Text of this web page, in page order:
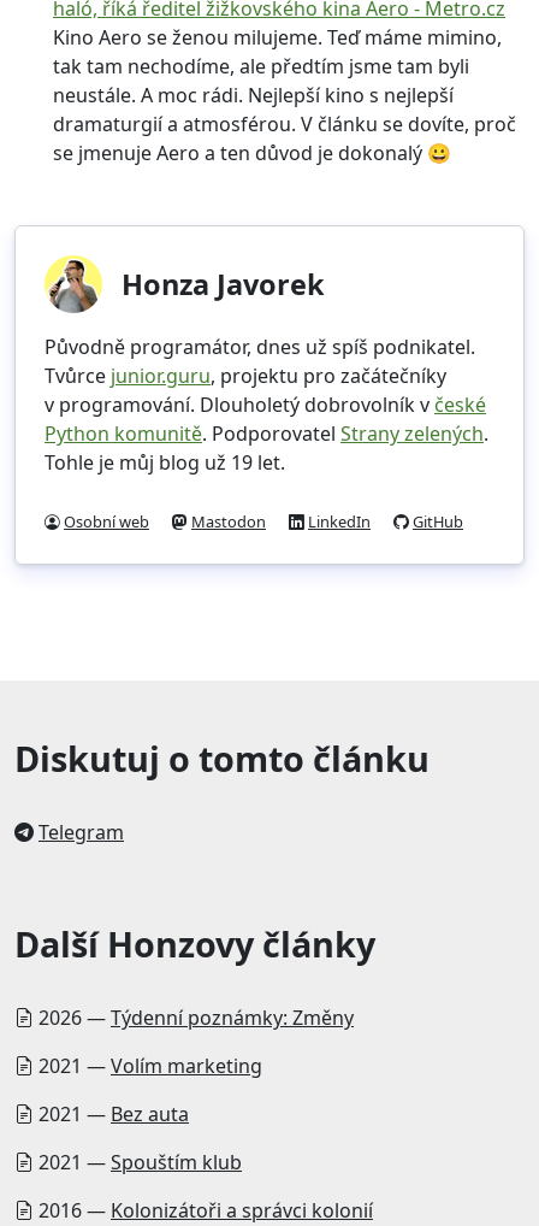
haló, říká ředitel žižkovského kina Aero - Metro.cz
Kino Aero se ženou milujeme. Teď máme mimino,
tak tam nechodíme, ale předtím jsme tam byli
neustále. A moc rádi. Nejlepší kino s nejlepší
dramaturgií a atmosférou. V článku se dovíte, proč
se jmenuje Aero a ten důvod je dokonalý 😀
Honza Javorek
Původně programátor, dnes už spíš podnikatel.
Tvůrce junior.guru, projektu pro začátečníky
v programování. Dlouholetý dobrovolník v české
Python komunitě. Podporovatel Strany zelených.
Tohle je můj blog už 19 let.
Osobní web Mastodon LinkedIn GitHub
Diskutuj o tomto článku
Telegram
Další Honzovy články
2026 —Týdenní poznámky: Změny
2021 —Volím marketing
2021 — Bez auta
2021 —Spouštím klub
2016 — Kolonizátoři a správci kolonií